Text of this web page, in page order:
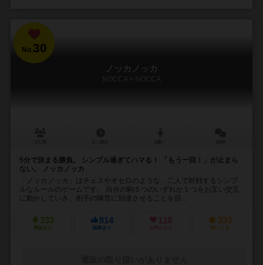
No.30
ノッカノッカ
NOCCA × NOCCA
5分で決まる勝負。 シンプル過ぎてハマる！ 「もう一回！」が止まら
ない。 ノッカノッカ
「ノッカノッカ」はチェスやオセロのような、二人で対戦するシンプ
ルなルールのゲームです。 自分の駒５つのいずれか１つをお互い交互
に動かしていき、相手の陣営に到達させることを目...
333
興味あり
814
経験あり
118
お気に入り
333
持ってる